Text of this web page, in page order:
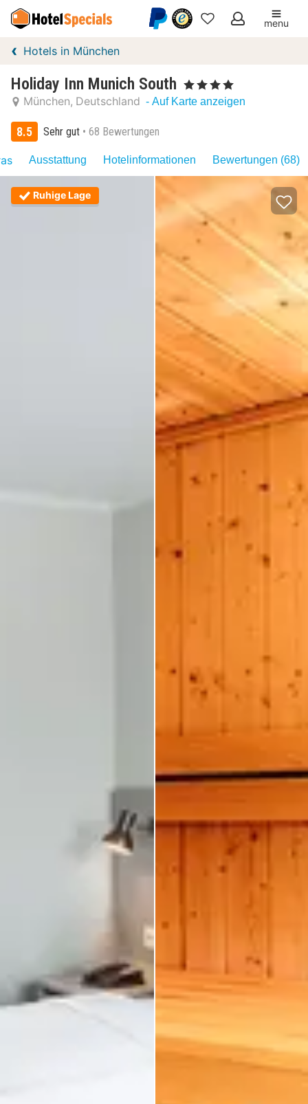
Meine
menu
Hotels in München
Holiday Inn Munich South , 4 Sterne
München Deutschland - Auf Karte anzeigen
8.5 Sehr gut 68 Bewertungen
Ausstattung Hotelinformationen Bewertungen (68)
Ruhige Lage